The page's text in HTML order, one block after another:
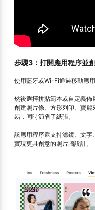
步驟3：打開應用程序並
使用藍牙或Wi-Fi通過移動應
然後選擇拼貼範本或自定義
創建照片條、方形列印、寶
易，同時節省了紙張。
該應用程序還支持濾鏡、文
實現更具創意的照片牆設計。